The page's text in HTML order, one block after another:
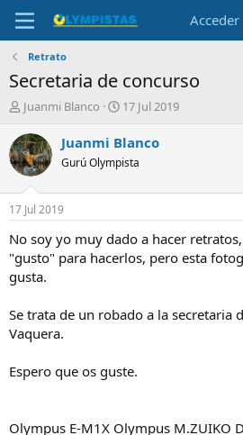
Acceder
Retrato
Secretaria de concurso
I
i
c
i
a
d
o
r
e
l
e
m
Juanmi Blanco
F
c
h
a
i
n
c
17 Jul 2019
Juanmi Blanco
Gurú Olympista
17 Jul 2019
No soy yo muy dado a hacer
"gusto" para hacerlos, pero esta
gusta.
Se trata de un robado a la secretaria
Vaquera.
Espero que os guste.
Olympus E-M1X Olympus M.ZUIKO